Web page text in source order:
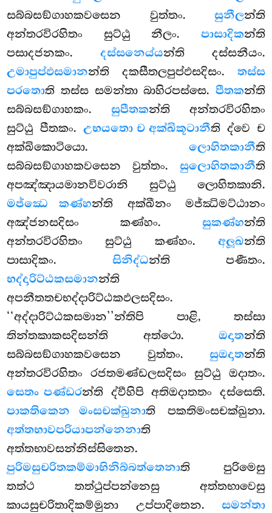
සබ්බසඞ්ගාහකවසෙන වුත්තං. සුනීලන්ති
අන්තරවිරහිතං සුට්ඨු නීලං. පාසාදිකන්ති
පසාදජනකං. දස්සනෙය්යන්ති දස්සනීයං.
උමාපුප්ඵසමානන්ති දකසීතලපුප්ඵසදිසං. තස්ස
පරතොති තස්ස සමන්තා බාහිරපස්සෙ. පීතකන්ති
සබ්බසඞ්ගාහකං. සුපීතකන්ති අන්තරවිරහිතං
සුට්ඨු පීතකං.උභයතො ච අක්ඛිකූටානීති ද්වෙ ච
අක්ඛිකොටියො. ලොහිතකානීති
සබ්බසඞ්ගාහකවසෙන වුත්තං. සුලොහිතකානීති
අපඤ්ඤායමානවිවරානි සුට්ඨු ලොහිතකානි.
මජ්ඣෙ කණ්හන්ති අක්ඛීනං මජ්ඣිමට්ඨානං
අඤ්ජනසදිසං කණ්හං. සුකණ්හන්ති
අන්තරවිරහිතං සුට්ඨු කණ්හං. අලූඛන්ති
පාසාදිකං. සිනිද්ධන්ති පණීතං.
භද්දාරිට්ඨකසමානන්ති
අපනීතතචභද්දාරිට්ඨකඵලසදිසං.
‘‘අද්දාරිට්ඨකසමාන’’න්තිපි පාළි, තස්සා
තින්තකාකසදිසන්ති අත්ථො. ඔදාතන්ති
සබ්බසඞ්ගාහකවසෙන වුත්තං. සුඔදාතන්ති
අන්තරවිරහිතං රජතමණ්ඩලසදිසං සුට්ඨු ඔදාතං.
සෙතං පණ්ඩරන්ති ද්වීහිපි අතිඔදාතතං දස්සෙති.
පාකතිකෙන මංසචක්ඛුනාති පකතිමංසචක්ඛුනා.
අත්තභාවපරියාපන්නෙනාති
අත්තභාවසන්නිස්සිතෙන.
පුරිමසුචරිතකම්මාභිනිබ්බත්තෙනාති පුරිමෙසු
තත්ථ තත්ථුප්පන්නෙසු අත්තභාවෙසු
කායසුචරිතාදිකම්මුනා උප්පාදිතෙන. සමන්තා